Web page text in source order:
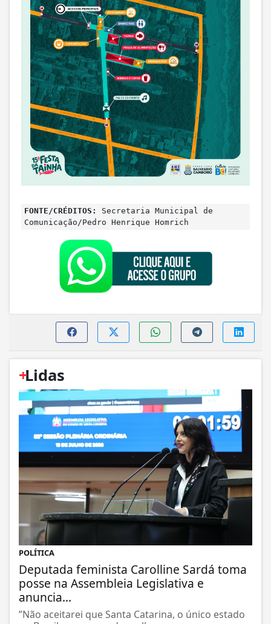
FONTE/CRÉDITOS:
Secretaria Municipal de
Comunicação/Pedro Henrique Homrich
+
Lidas
POLÍTICA
Deputada feminista Carolline Sardá toma
posse na Assembleia Legislativa e
anuncia...
”Não aceitarei que Santa Catarina, o único estado